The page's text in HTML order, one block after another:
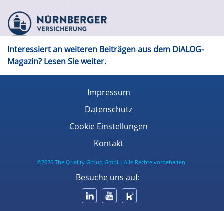
Interessiert an weiteren Beiträgen aus dem DiALOG-
Magazin? Lesen Sie weiter.
Impressum
Datenschutz
Cookie Einstellungen
Kontakt
©2026 The Quality Group GmbH. Alle Rechte vorbehalten.
Besuche uns auf: